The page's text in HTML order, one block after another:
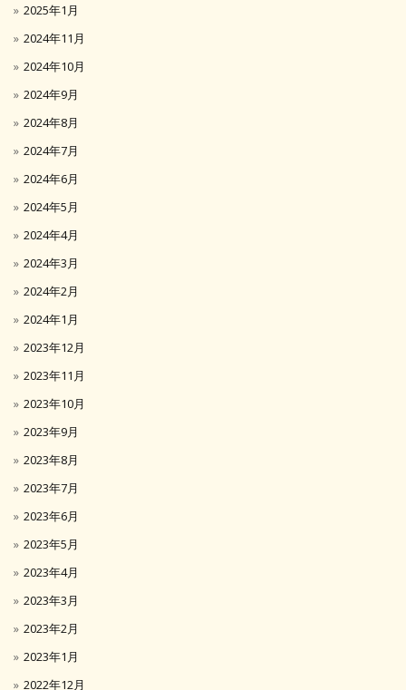
2025年1月
2024年11月
2024年10月
2024年9月
2024年8月
2024年7月
2024年6月
2024年5月
2024年4月
2024年3月
2024年2月
2024年1月
2023年12月
2023年11月
2023年10月
2023年9月
2023年8月
2023年7月
2023年6月
2023年5月
2023年4月
2023年3月
2023年2月
2023年1月
2022年12月